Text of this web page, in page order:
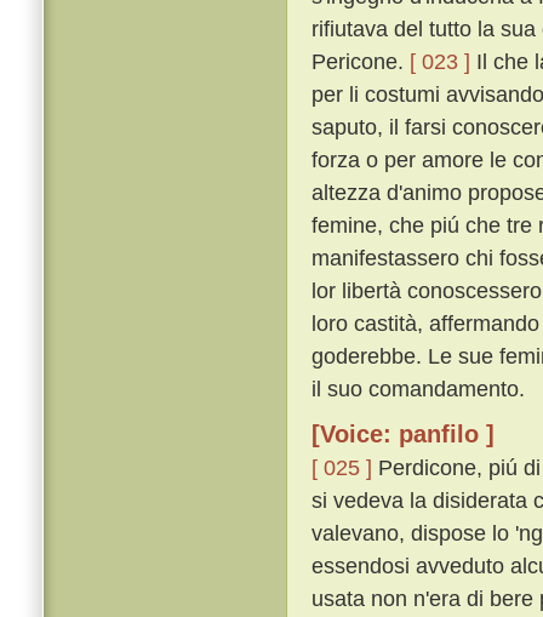
rifiutava del tutto la
Pericone. [ 023 ] Il che
per li costumi
saputo, il farsi
forza o per amore le
altezza d'animo
femine, che piú che tre
manifestassero chi
lor libertà
loro castità,
goderebbe. Le sue
il suo comandamento.
[Voice: panfilo ]
[ 025 ] Perdicone, piú
si vedeva la disiderata
valevano, dispose lo
essendosi avveduto
usata non n'era di